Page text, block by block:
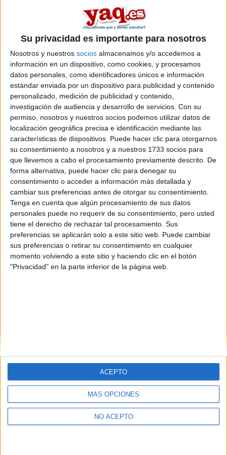
Su privacidad es importante para nosotros
Nosotros y nuestros socios almacenamos y/o accedemos a
información en un dispositivo, como cookies, y procesamos
datos personales, como identificadores únicos e información
estándar enviada por un dispositivo para publicidad y contenido
personalizado, medición de publicidad y contenido,
investigación de audiencia y desarrollo de servicios. Con su
permiso, nosotros y nuestros socios podemos utilizar datos de
localización geográfica precisa e identificación mediante las
características de dispositivos. Puede hacer clic para otorgarnos
su consentimiento a nosotros y a nuestros 1733 socios para
que llevemos a cabo el procesamiento previamente descrito. De
forma alternativa, puede hacer clic para denegar su
consentimiento o acceder a información más detallada y
cambiar sus preferencias antes de otorgar su consentimiento.
Tenga en cuenta que algún procesamiento de sus datos
personales puede no requerir de su consentimiento, pero usted
tiene el derecho de rechazar tal procesamiento. Sus
preferencias se aplicarán solo a este sitio web. Puede cambiar
sus preferencias o retirar su consentimiento en cualquier
momento volviendo a este sitio y haciendo clic en el botón
"Privacidad" en la parte inferior de la página web.
MÁS OPCIONES
NO ACEPTO
ACEPTO
Hola...me podrían decir como son los test psicotecticos de la
UCJC???...quiero entrar a la escuela de jardineria Castillo
Batres y para ingresar tengo que hacer ese test de acceso de
la universidad...ah! y también como es la escuela de
jardinería para los que estudian alli?
Inicio
Etiquetas: La universidad - un mundo
Quiénes somos|Contactar|Anúnciate
Politica de privacidad |Condiciones generales
de cookies
Compás Mediterráneo S.L.